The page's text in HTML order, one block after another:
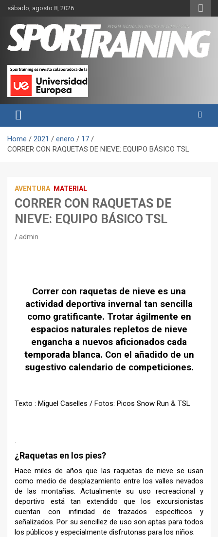
Skip
content
sábado, agosto 8, 2026
Revista técnica del deporte
Sport Training
rendimiento, nutrición y entrenamiento.
Home 2021 enero
17
CORRER CON RAQUETAS DE NIEVE: EQUIPO BÁSICO TSL
AVENTURA MATERIAL
CORRER CON RAQUETAS DE
NIEVE: EQUIPO BÁSICO TSL
admin
Correr con raquetas de nieve es una
actividad deportiva invernal tan sencilla
como gratificante. Trotar ágilmente en
espacios naturales repletos de nieve
engancha a nuevos aficionados cada
temporada blanca. Con el añadido de un
sugestivo calendario de competiciones.
Texto : Miguel Caselles / Fotos: Picos Snow Run & TSL
.
¿Raquetas en los pies?
Hace miles de años que las raquetas de nieve se usan
como medio de desplazamiento entre los valles nevados
de las montañas. Actualmente su uso recreacional y
deportivo está tan extendido que los excursionistas
cuentan con infinidad de trazados específicos y
señalizados. Por su sencillez de uso son aptas para todos
los públicos y especialmente disfrutonas para los niños.